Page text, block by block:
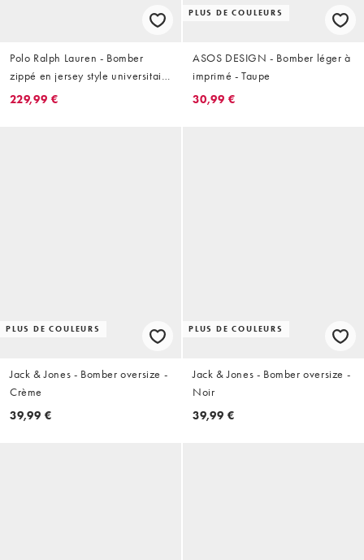
Polo Ralph Lauren - Bomber
zippé en jersey style universitaire
avec imprimé au dos - Bleu
229,99 €
PLUS DE COULEURS
ASOS DESIGN - Bomber léger à
imprimé - Taupe
30,99 €
PLUS DE COULEURS
Jack & Jones - Bomber oversize -
Crème
39,99 €
PLUS DE COULEURS
Jack & Jones - Bomber oversize -
Noir
39,99 €